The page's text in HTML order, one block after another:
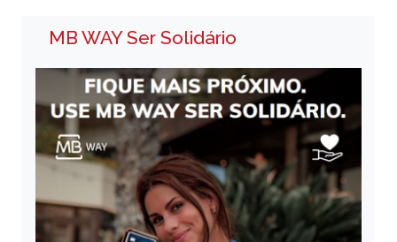
MB WAY Ser Solidário